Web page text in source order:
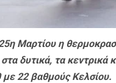
Μαρτίου η
δυτικά, τα κεντρικά
με 22 βαθμούς Κελσίου.